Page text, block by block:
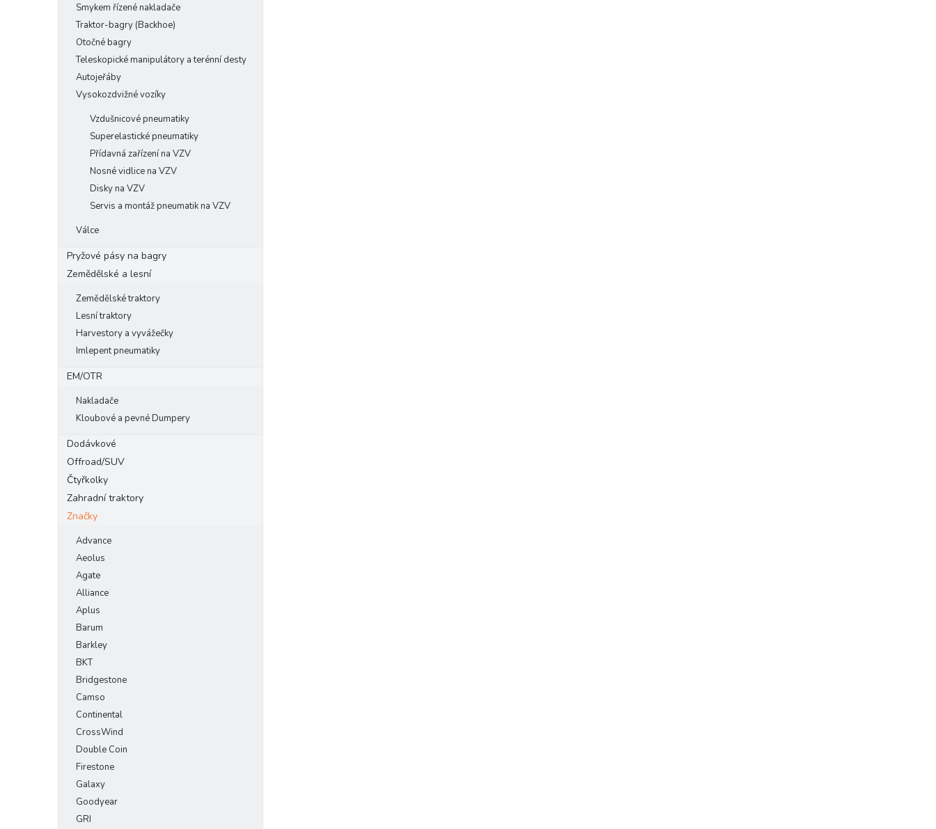
Smykem řízené nakladače
Traktor-bagry (Backhoe)
Otočné bagry
Teleskopické manipulátory a terénní desty
Autojeřáby
Vysokozdvižné vozíky
Vzdušnicové pneumatiky
Superelastické pneumatiky
Přídavná zařízení na VZV
Nosné vidlice na VZV
Disky na VZV
Servis a montáž pneumatik na VZV
Válce
Pryžové pásy na bagry
Zemědělské a lesní
Zemědělské traktory
Lesní traktory
Harvestory a vyvážečky
Imlepent pneumatiky
EM/OTR
Nakladače
Kloubové a pevné Dumpery
Dodávkové
Offroad/SUV
Čtyřkolky
Zahradní traktory
Značky
Advance
Aeolus
Agate
Alliance
Aplus
Barum
Barkley
BKT
Bridgestone
Camso
Continental
CrossWind
Double Coin
Firestone
Galaxy
Goodyear
GRI